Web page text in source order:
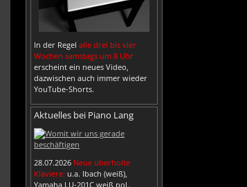
In der Regel alle drei bis vier
Wochen samstags um 8 Uhr
erscheint ein neues Video,
dazwischen auch immer wieder
YouTube-Shorts.
Aktuelles bei Piano Lang
28.07.2026 Neue überholte
Klaviere: u.a. Ibach (weiß),
Yamaha LU-201C weiß pol.,